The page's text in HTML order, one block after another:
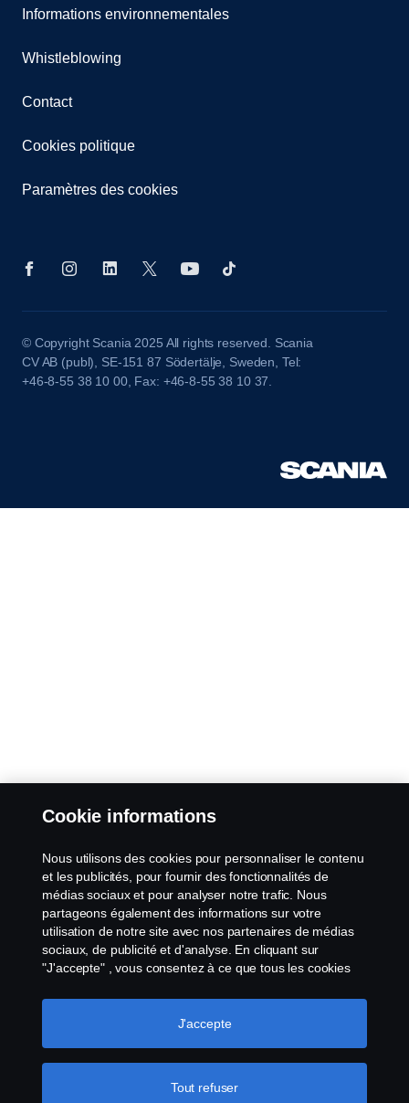
Informations environnementales
Whistleblowing
Contact
Cookies politique
Paramètres des cookies
© Copyright Scania 2025 All rights reserved. Scania
CV AB (publ), SE-151 87 Södertälje, Sweden, Tel:
+46-8-55 38 10 00, Fax: +46-8-55 38 10 37.
Cookie informations
Nous utilisons des cookies pour personnaliser le contenu
et les publicités, pour fournir des fonctionnalités de
médias sociaux et pour analyser notre trafic. Nous
partageons également des informations sur votre
utilisation de notre site avec nos partenaires de médias
sociaux, de publicité et d'analyse. En cliquant sur
"J'accepte" , vous consentez à ce que tous les cookies
Vous pouvez également gérer vos cookies en cliquant
sur "Paramètres des cookies" et en sélectionnant les
les cookies, que vous trouverez en cliquant sur le lien
Tout refuser
J'accepte